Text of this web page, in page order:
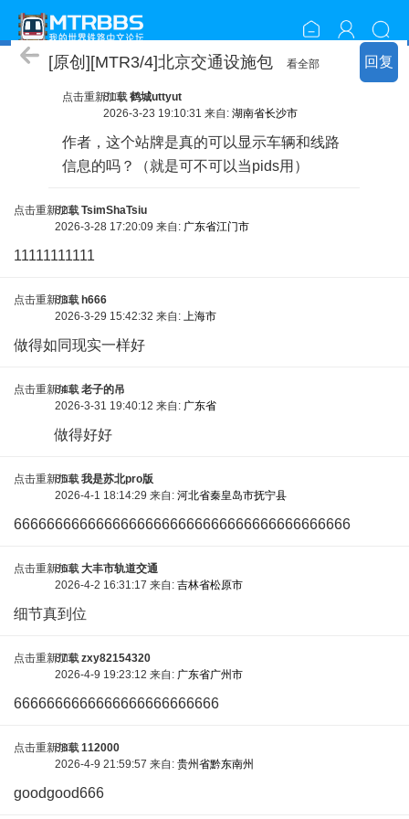
回复
资源包分享
[原创][MTR3/4]北京交通设施包 看全部
点击重新加载
81车 鹤城uttyut
2026-3-23 19:10:31 来自: 湖南省长沙市
作者，这个站牌是真的可以显示车辆和线路
信息的吗？（就是可不可以当pids用）
点击重新加载
82车 TsimShaTsiu
2026-3-28 17:20:09 来自: 广东省江门市
11111111111
点击重新加载
83车 h666
2026-3-29 15:42:32 来自: 上海市
做得如同现实一样好
点击重新加载
84车 老子的吊
2026-3-31 19:40:12 来自: 广东省
做得好好
点击重新加载
85车 我是苏北pro版
2026-4-1 18:14:29 来自: 河北省秦皇岛市抚宁县
66666666666666666666666666666666666666666
点击重新加载
86车 大丰市轨道交通
2026-4-2 16:31:17 来自: 吉林省松原市
细节真到位
点击重新加载
87车 zxy82154320
2026-4-9 19:23:12 来自: 广东省广州市
6666666666666666666666666
点击重新加载
88车 112000
2026-4-9 21:59:57 来自: 贵州省黔东南州
goodgood666